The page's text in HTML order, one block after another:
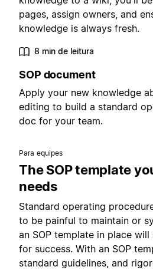
pages, assign owners, and
knowledge is always fresh.
8 min de leitura
SOP document
Apply your new knowledge
editing to build a standard
doc for your team.
Para equipes
The SOP template
needs
Standard operating
to be painful to maintain or
an SOP template in place
for success. With an SOP
standard guidelines, and